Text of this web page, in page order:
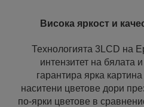
Висока яркост и
Технологията 3LCD на
интензитет на бялата
гарантира ярка
наситени цветове дори
по-ярки цветове в